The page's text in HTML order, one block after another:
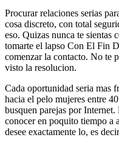
Procurar relaciones serias
cosa discreto, con total
eso. Quizas nunca te sientas
tomarte el lapso Con El Fin
comenzar la contacto. No te
visto la resolucion.
Cada oportunidad seri­a mas
hacia el pelo mujeres entre
busquen parejas por
conocer en poquito tiempo a
desee exactamente lo, es